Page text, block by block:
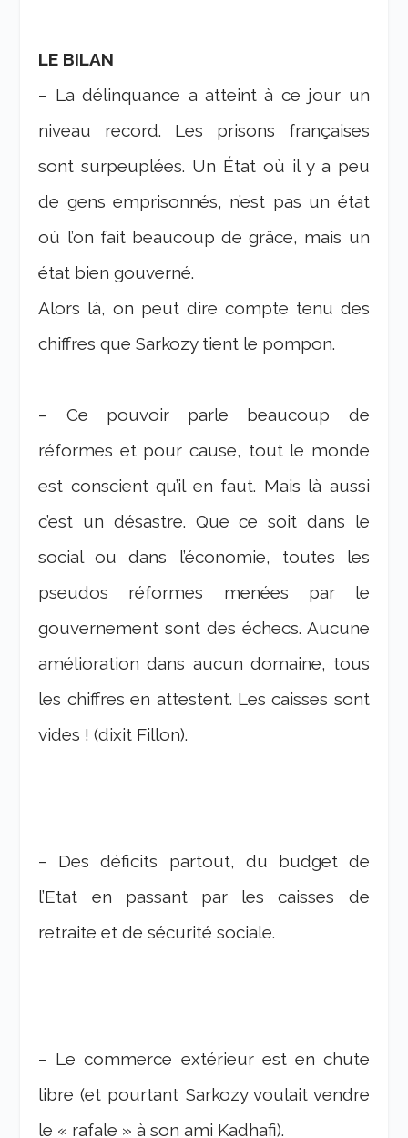
LE BILAN
– La délinquance a atteint à ce jour un
niveau record. Les prisons françaises
sont surpeuplées. Un État où il y a peu
de gens emprisonnés, n’est pas un état
où l’on fait beaucoup de grâce, mais un
état bien gouverné.
Alors là, on peut dire compte tenu des
chiffres que Sarkozy tient le pompon.
– Ce pouvoir parle beaucoup de
réformes et pour cause, tout le monde
est conscient qu’il en faut. Mais là aussi
c’est un désastre. Que ce soit dans le
social ou dans l’économie, toutes les
pseudos réformes menées par le
gouvernement sont des échecs. Aucune
amélioration dans aucun domaine, tous
les chiffres en attestent. Les caisses sont
vides ! (dixit Fillon).
– Des déficits partout, du budget de
l’Etat en passant par les caisses de
retraite et de sécurité sociale.
– Le commerce extérieur est en chute
libre (et pourtant Sarkozy voulait vendre
le « rafale » à son ami Kadhafi).